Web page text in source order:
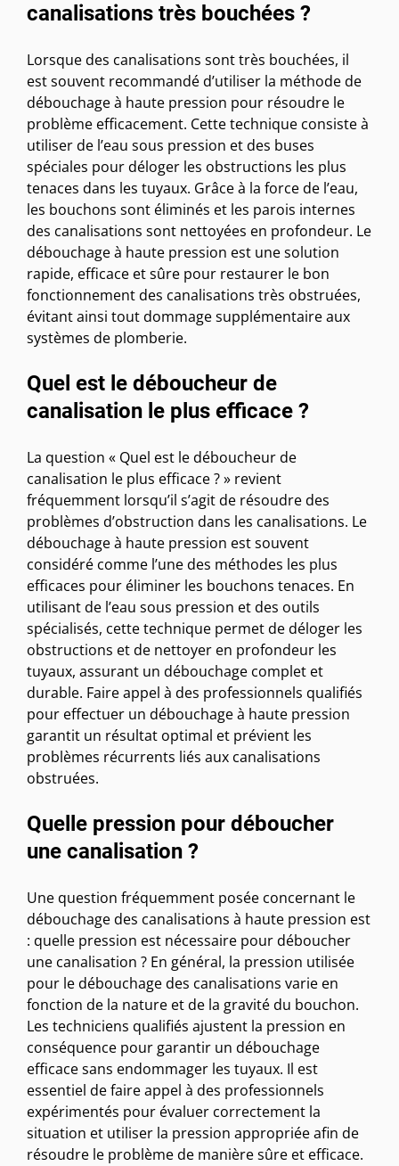
canalisations très bouchées ?
Lorsque des canalisations sont très bouchées, il
est souvent recommandé d’utiliser la méthode de
débouchage à haute pression pour résoudre le
problème efficacement. Cette technique consiste à
utiliser de l’eau sous pression et des buses
spéciales pour déloger les obstructions les plus
tenaces dans les tuyaux. Grâce à la force de l’eau,
les bouchons sont éliminés et les parois internes
des canalisations sont nettoyées en profondeur. Le
débouchage à haute pression est une solution
rapide, efficace et sûre pour restaurer le bon
fonctionnement des canalisations très obstruées,
évitant ainsi tout dommage supplémentaire aux
systèmes de plomberie.
Quel est le déboucheur de
canalisation le plus efficace ?
La question « Quel est le déboucheur de
canalisation le plus efficace ? » revient
fréquemment lorsqu’il s’agit de résoudre des
problèmes d’obstruction dans les canalisations. Le
débouchage à haute pression est souvent
considéré comme l’une des méthodes les plus
efficaces pour éliminer les bouchons tenaces. En
utilisant de l’eau sous pression et des outils
spécialisés, cette technique permet de déloger les
obstructions et de nettoyer en profondeur les
tuyaux, assurant un débouchage complet et
durable. Faire appel à des professionnels qualifiés
pour effectuer un débouchage à haute pression
garantit un résultat optimal et prévient les
problèmes récurrents liés aux canalisations
obstruées.
Quelle pression pour déboucher
une canalisation ?
Une question fréquemment posée concernant le
débouchage des canalisations à haute pression est
: quelle pression est nécessaire pour déboucher
une canalisation ? En général, la pression utilisée
pour le débouchage des canalisations varie en
fonction de la nature et de la gravité du bouchon.
Les techniciens qualifiés ajustent la pression en
conséquence pour garantir un débouchage
efficace sans endommager les tuyaux. Il est
essentiel de faire appel à des professionnels
expérimentés pour évaluer correctement la
situation et utiliser la pression appropriée afin de
résoudre le problème de manière sûre et efficace.